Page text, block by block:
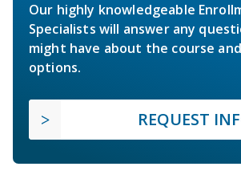
Our highly knowledgeable
Specialists will answer any
might have about the course
options.
REQUEST